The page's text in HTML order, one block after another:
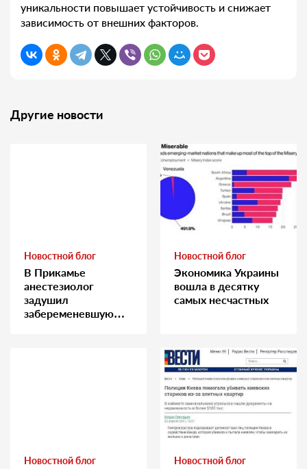
уникальности повышает устойчивость и снижает
зависимость от внешних факторов.
Другие новости
Новостной блог
В Прикамье
анестезиолог
задушил
забеременевшую
Новостной блог
Экономика Украины
вошла в десятку
самых несчастных
Новостной блог Новостной блог